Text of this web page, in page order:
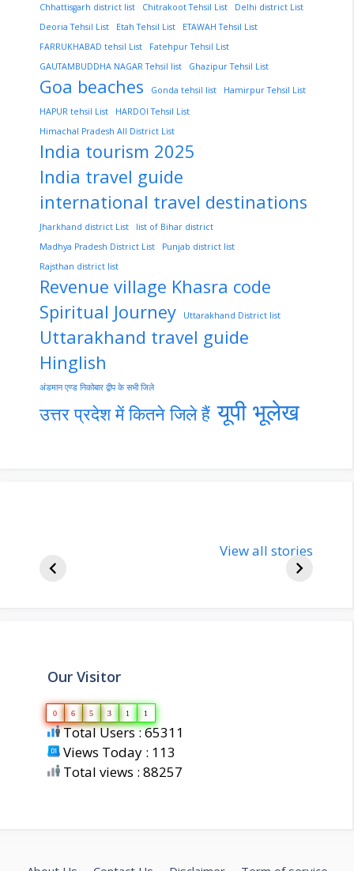
Chhattisgarh district list Chitrakoot Tehsil List
Delhi district List
Deoria Tehsil List
Etah Tehsil List
ETAWAH Tehsil List
FARRUKHABAD tehsil List
Fatehpur Tehsil List
GAUTAMBUDDHA NAGAR Tehsil list
Ghazipur Tehsil List
Goa beaches Gonda tehsil list
Hamirpur Tehsil List
HAPUR tehsil List
HARDOI Tehsil List
Himachal Pradesh All District List
India tourism 2025
India travel guide
international travel destinations
Jharkhand district List
list of Bihar district
Madhya Pradesh District List
Punjab district list
Rajsthan district list
Revenue village Khasra code
Spiritual Journey
Uttarakhand District list
Uttarakhand travel guide
Hinglish
अंडमान एण्ड निकोबार द्वीप के सभी जिले
उत्तर प्रदेश में कितने जिले हैं यूपी भूलेख
bjp-india-
about
View all stories
Our Visitor
0 6 5 3 1 1
Total Users : 65311
Views Today : 113
Total views : 88257